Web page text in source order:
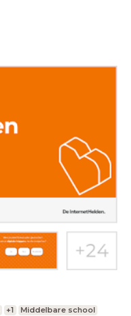
+1
Middelbare school